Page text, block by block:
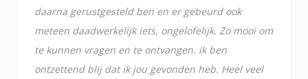
daarna gerustgesteld ben en er gebeurd ook
meteen daadwerkelijk iets, ongelofelijk. Zo mooi om
te kunnen vragen en te ontvangen. ik ben
ontzettend blij dat ik jou gevonden heb. Heel veel